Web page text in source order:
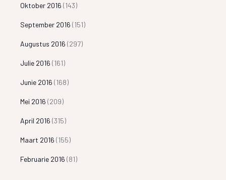
Oktober 2016 (143)
September 2016 (151)
Augustus 2016 (297)
Julie 2016 (161)
Junie 2016 (168)
Mei 2016 (209)
April 2016 (315)
Maart 2016 (155)
Februarie 2016 (81)